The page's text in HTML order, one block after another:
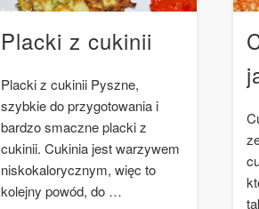
Placki z cukinii
Placki z cukinii Pyszne,
szybkie do przygotowania i
bardzo smaczne placki z
cukinii. Cukinia jest warzywem
niskokalorycznym, więc to
kolejny powód, do …